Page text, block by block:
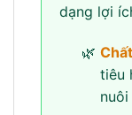
dạng lợi
tiêu